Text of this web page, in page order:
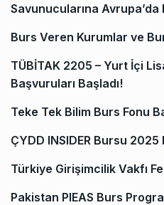
Savunucularına Avrupa’da
Burs Veren Kurumlar ve
TÜBİTAK 2205 – Yurt İçi
Başvuruları Başladı!
Teke Tek Bilim Burs Fonu
ÇYDD INSIDER Bursu
Türkiye Girişimcilik Vakfı
Pakistan PIEAS Burs